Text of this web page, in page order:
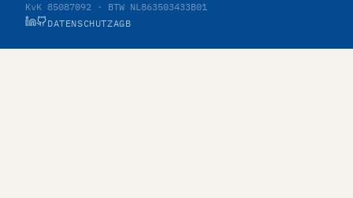
KvK 85087092 · BTW NL863503433B01
DATENSCHUTZAGB